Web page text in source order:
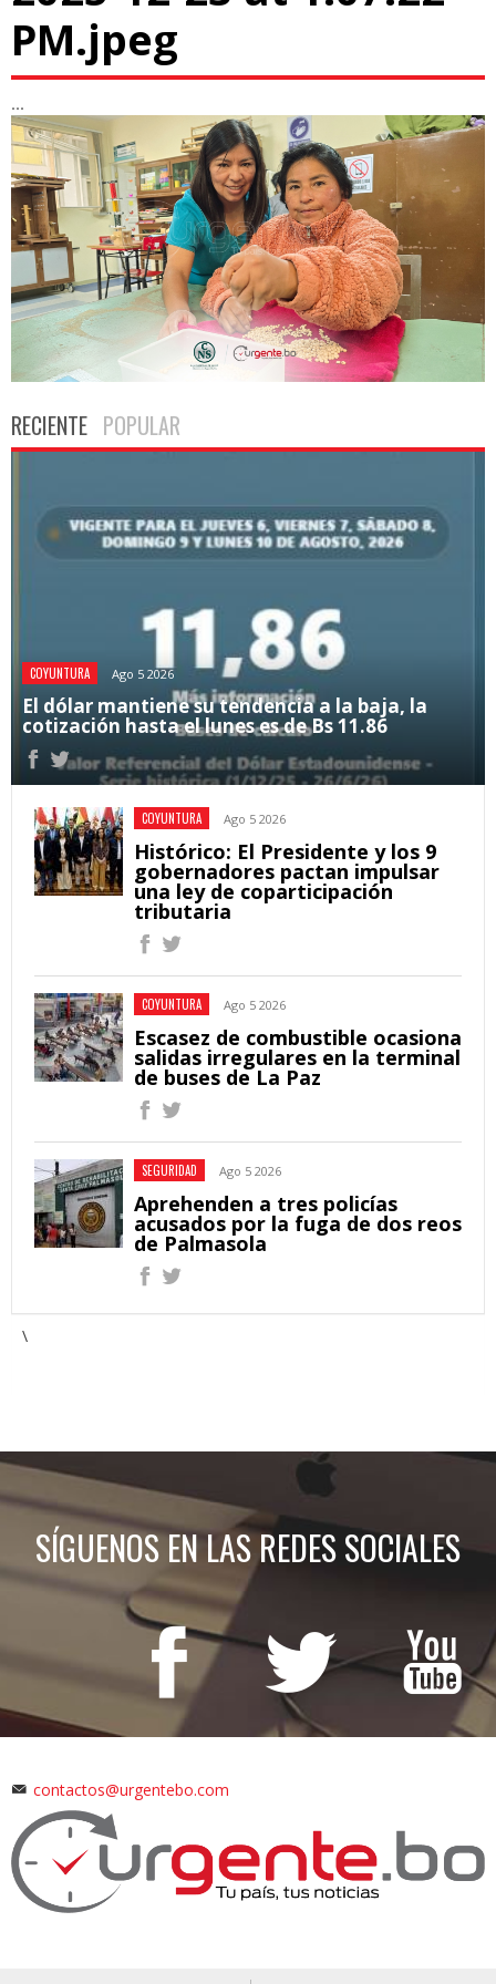
PM.jpeg
...
RECIENTE POPULAR
COYUNTURA Ago 5 2026
El dólar mantiene su tendencia a la baja, la
cotización hasta el lunes es de Bs 11.86
COYUNTURA Ago 5 2026
Histórico: El Presidente y los 9
gobernadores pactan impulsar
una ley de coparticipación
tributaria
COYUNTURA Ago 5 2026
Escasez de combustible ocasiona
salidas irregulares en la terminal
de buses de La Paz
SEGURIDAD Ago 5 2026
Aprehenden a tres policías
acusados por la fuga de dos reos
de Palmasola
\
SÍGUENOS EN LAS REDES SOCIALES
contactos@urgentebo.com